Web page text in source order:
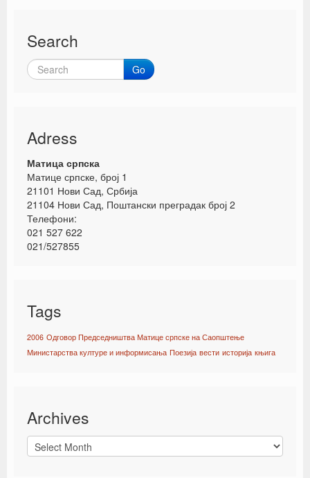
Search
Go
Adress
Матица српска
Матице српске, број 1
21101 Нови Сад, Србија
21104 Нови Сад, Поштански преградак број 2
Телефони:
021 527 622
021/527855
Tags
2006 Одговор Председништва Матице српске на Саопштење
Министарства културе и информисања Поезија вести историја књига
Archives